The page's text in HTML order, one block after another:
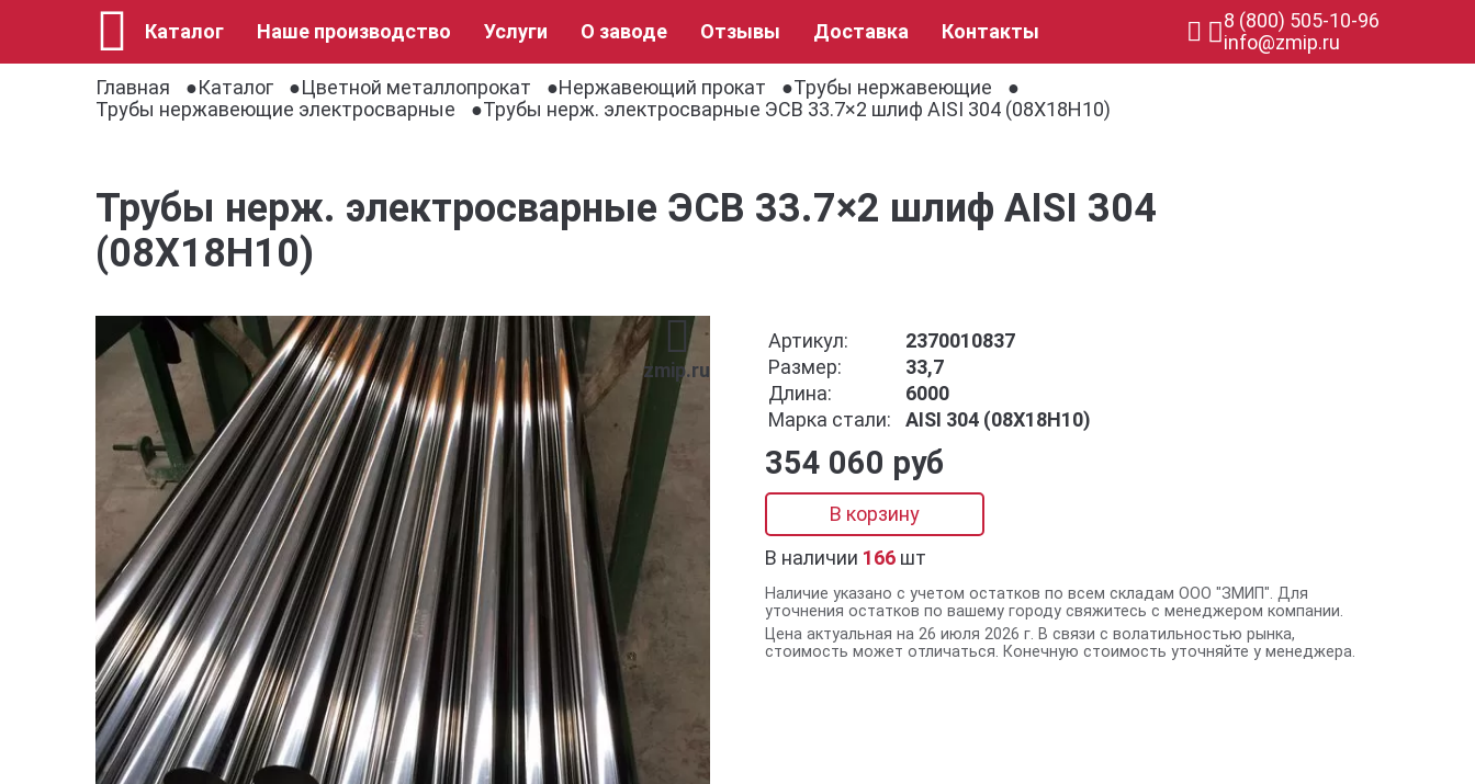
Каталог Наше производство Услуги О заводе Отзывы Доставка Контакты
8 (800) 505-10-96
info@zmip.ru
Главная
Каталог Цветной металлопрокат Нержавеющий прокат
Трубы нержавеющие
Трубы нержавеющие электросварные
Трубы нерж. электросварные ЭСВ 33.7×2 шлиф AISI 304 (08Х18Н10)
Трубы нерж. электросварные ЭСВ 33.7×2 шлиф AISI 304
(08Х18Н10)
zmip.ru
Артикул:
2370010837
Размер:
33,7
Длина:
6000
Марка стали:
AISI 304 (08Х18Н10)
354 060 руб
В корзину
В наличии 166 шт
Наличие указано с учетом остатков по всем складам ООО "ЗМИП". Для
уточнения остатков по вашему городу свяжитесь с менеджером компании.
Цена актуальная на 26 июля 2026 г. В связи с волатильностью рынка,
стоимость может отличаться. Конечную стоимость уточняйте у менеджера.